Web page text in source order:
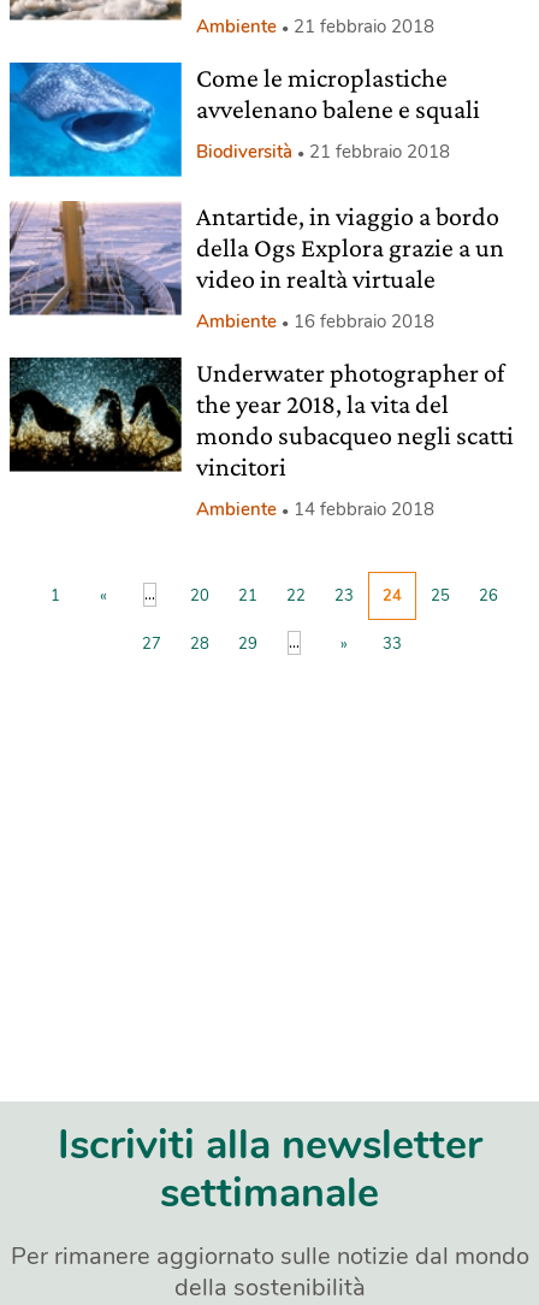
Ambiente 21 febbraio 2018
Come le microplastiche
avvelenano balene e squali
Biodiversità 21 febbraio 2018
Antartide, in viaggio a bordo
della Ogs Explora grazie a un
video in realtà virtuale
Ambiente 16 febbraio 2018
Underwater photographer of
the year 2018, la vita del
mondo subacqueo negli scatti
vincitori
Ambiente 14 febbraio 2018
1 « ... 20 21 22 23 24 25 26
27 28 29 ... » 33
Iscriviti alla newsletter
settimanale
Per rimanere aggiornato sulle notizie dal mondo
della sostenibilità